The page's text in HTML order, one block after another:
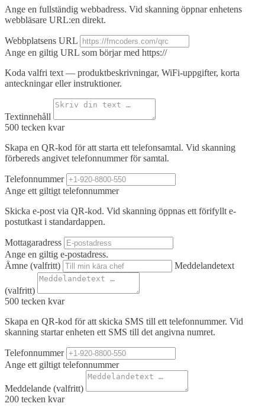
Ange en fullständig webbadress. Vid skanning öppnar enhetens
webbläsare URL:en direkt.
Webbplatsens URL
Ange en giltig URL som börjar med https://
Koda valfri text — produktbeskrivningar, WiFi-uppgifter, korta
anteckningar eller instruktioner.
Textinnehåll
500 tecken kvar
Skapa en QR-kod för att starta ett telefonsamtal. Vid skanning
förbereds angivet telefonnummer för samtal.
Telefonnummer
Ange ett giltigt telefonnummer
Skicka e-post via QR-kod. Vid skanning öppnas ett förifyllt e-
postutkast i standardappen.
Mottagaradress
Ange en giltig e-postadress.
Ämne (valfritt) Meddelandetext
(valfritt)
500 tecken kvar
Skapa en QR-kod för att skicka SMS till ett telefonnummer. Vid
skanning startar enheten ett SMS till det angivna numret.
Telefonnummer
Ange ett giltigt telefonnummer
Meddelande (valfritt)
200 tecken kvar